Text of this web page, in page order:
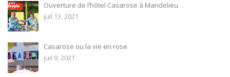
Ouverture de l’hôtel Casarose à Mandelieu
juil 13, 2021
Casarose ou la vie en rose
juil 9, 2021